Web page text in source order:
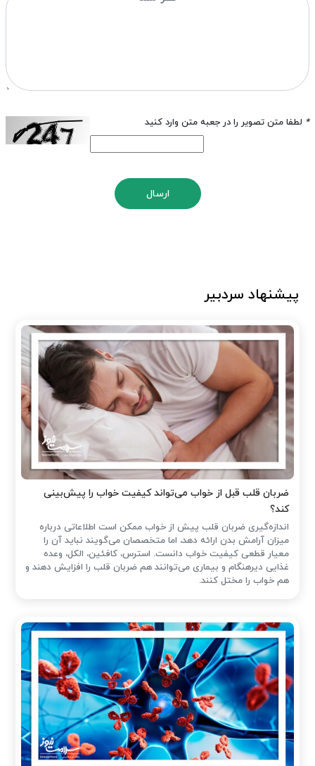
* لطفا متن تصویر را در جعبه متن وارد کنید
ارسال
پیشنهاد سردبیر
ضربان قلب قبل از خواب می‌تواند کیفیت خواب را پیش‌بینی
کند؟
اندازه‌گیری ضربان قلب پیش از خواب ممکن است اطلاعاتی درباره
میزان آرامش بدن ارائه دهد، اما متخصصان می‌گویند نباید آن را
معیار قطعی کیفیت خواب دانست. استرس، کافئین، الکل، وعده
غذایی دیرهنگام و بیماری می‌توانند هم ضربان قلب را افزایش دهند و
هم خواب را مختل کنند.